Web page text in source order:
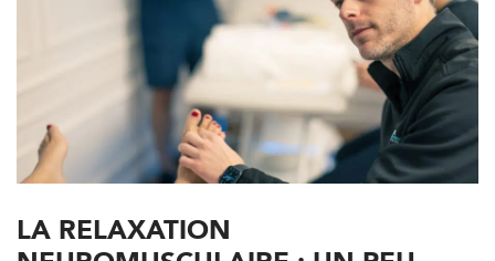
LA RELAXATION
PRENDRE RDV
PRENDRE RDV
IK Paris 17 – Villiers
68 Av. de Villiers 75017 Paris
Kinésithérapie Balnéothérapie